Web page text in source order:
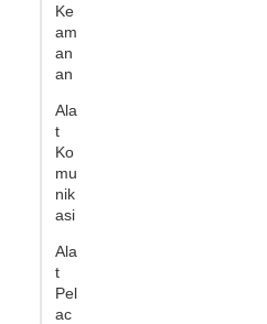
Ke
am
an
an
Ala
t
Ko
mu
nik
asi
Ala
t
Pel
ac